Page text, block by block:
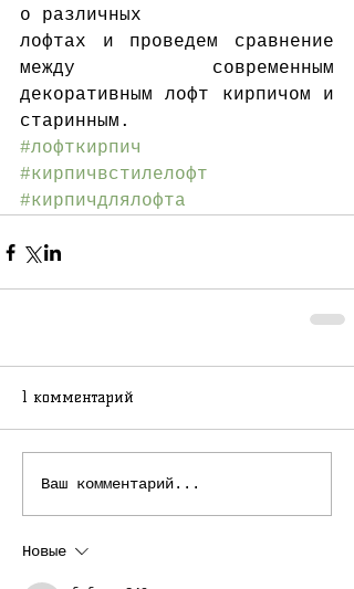
о различных
лофтах и проведем сравнение
между современным
декоративным лофт кирпичом и
старинным.
#лофткирпич
#кирпичвстилелофт
#кирпичдлялофта
1 комментарий
Ваш комментарий...
Новые